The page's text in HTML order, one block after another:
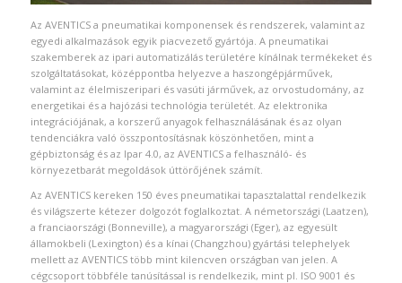
Az AVENTICS a pneumatikai komponensek és rendszerek, valamint az
egyedi alkalmazások egyik piacvezető gyártója. A pneumatikai
szakemberek az ipari automatizálás területére kínálnak termékeket és
szolgáltatásokat, középpontba helyezve a haszongépjárművek,
valamint az élelmiszeripari és vasúti járművek, az orvostudomány, az
energetikai és a hajózási technológia területét. Az elektronika
integrációjának, a korszerű anyagok felhasználásának és az olyan
tendenciákra való összpontosításnak köszönhetően, mint a
gépbiztonság és az Ipar 4.0, az AVENTICS a felhasználó- és
környezetbarát megoldások úttörőjének számít.
Az AVENTICS kereken 150 éves pneumatikai tapasztalattal rendelkezik
és világszerte kétezer dolgozót foglalkoztat. A németországi (Laatzen),
a franciaországi (Bonneville), a magyarországi (Eger), az egyesült
államokbeli (Lexington) és a kínai (Changzhou) gyártási telephelyek
mellett az AVENTICS több mint kilencven országban van jelen. A
cégcsoport többféle tanúsítással is rendelkezik, mint pl. ISO 9001 és